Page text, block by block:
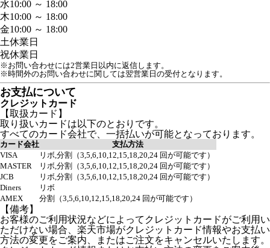
水10:00 ～ 18:00
木10:00 ～ 18:00
金10:00 ～ 18:00
土休業日
祝休業日
※お問い合わせには2営業日以内に返信します。
※時間外のお問い合わせに関しては翌営業日の受付となります。
お支払について
クレジットカード
【取扱カード】
取り扱いカードは以下のとおりです。
すべてのカード会社で、一括払いが可能となっております。
カード会社
支払方法
VISA
リボ,分割（3,5,6,10,12,15,18,20,24 回が可能です）
MASTER
リボ,分割（3,5,6,10,12,15,18,20,24 回が可能です）
JCB
リボ,分割（3,5,6,10,12,15,18,20,24 回が可能です）
Diners
リボ
AMEX
分割（3,5,6,10,12,15,18,20,24 回が可能です）
【備考】
お客様のご利用状況などによってクレジットカードがご利用い
ただけない場合、楽天市場がクレジットカード情報やお支払い
方法の変更をご案内、またはご注文をキャンセルいたします。